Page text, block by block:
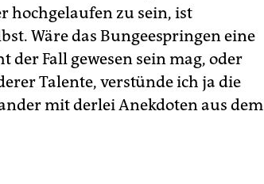
hochgelaufen zu sein, ist
Wäre das Bungeespringen eine
der Fall gewesen sein mag, oder
Talente, verstünde ich ja die
mit derlei Anekdoten aus dem